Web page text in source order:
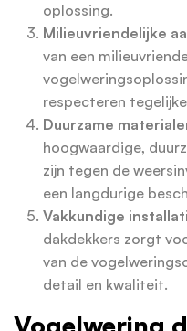
oplossing.
Milieuvriendelijke
van een
respecteren
Duurzame
hoogwaardige,
zijn tegen de
een langdurige
Vakkundige
dakdekkers zorgt
van de
detail en kwaliteit.